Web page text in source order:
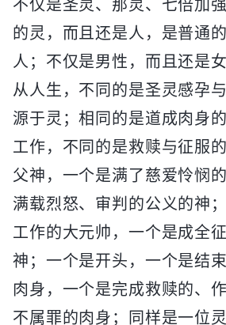
不仅是圣灵、那灵、七倍加
的灵，而且还是人，是普通
人；不仅是男性，而且还是
从人生，不同的是圣灵感孕
源于灵；相同的是道成肉身
工作，不同的是救赎与征服
父神，一个是满了慈爱怜悯
满载烈怒、审判的公义的神
工作的大元帅，一个是成全
神；一个是开头，一个是结
肉身，一个是完成救赎的、
不属罪的肉身；同样是一位